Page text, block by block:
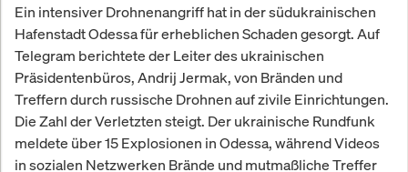
Ein intensiver Drohnenangriff hat in der südukrainischen
Hafenstadt Odessa für erheblichen Schaden gesorgt. Auf
Telegram berichtete der Leiter des ukrainischen
Präsidentenbüros, Andrij Jermak, von Bränden und
Treffern durch russische Drohnen auf zivile Einrichtungen.
Die Zahl der Verletzten steigt. Der ukrainische Rundfunk
meldete über 15 Explosionen in Odessa, während Videos
in sozialen Netzwerken Brände und mutmaßliche Treffer